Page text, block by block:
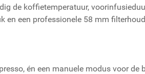
de koffietemperatuur,
en een professionele 58 mm
én een manuele modus voor de